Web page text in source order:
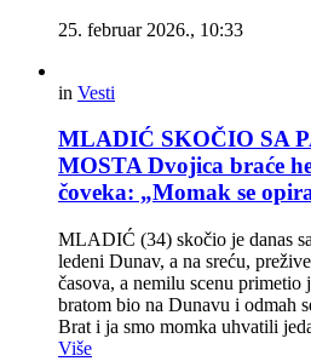
25. februar 2026., 10:33
in Vesti
MLADIĆ SKOČIO SA
MOSTA Dvojica braće
čoveka: „Momak se
MLADIĆ (34) skočio je danas
ledeni Dunav, a na sreću,
časova, a nemilu scenu
bratom bio na Dunavu i odmah
Brat i ja smo momka uhvatili
Više